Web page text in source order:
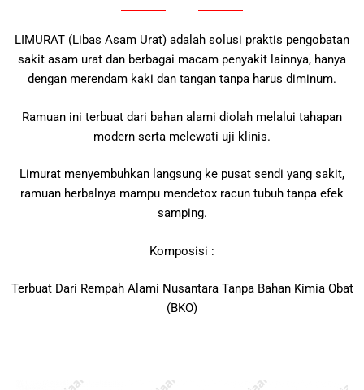
LIMURAT (Libas Asam Urat) adalah solusi praktis pengobatan
sakit asam urat dan berbagai macam penyakit lainnya, hanya
dengan merendam kaki dan tangan tanpa harus diminum.
Ramuan ini terbuat dari bahan alami diolah melalui tahapan
modern serta melewati uji klinis.
Limurat menyembuhkan langsung ke pusat sendi yang sakit,
ramuan herbalnya mampu mendetox racun tubuh tanpa efek
samping.
Komposisi :
Terbuat Dari Rempah Alami Nusantara Tanpa Bahan Kimia Obat
(BKO)